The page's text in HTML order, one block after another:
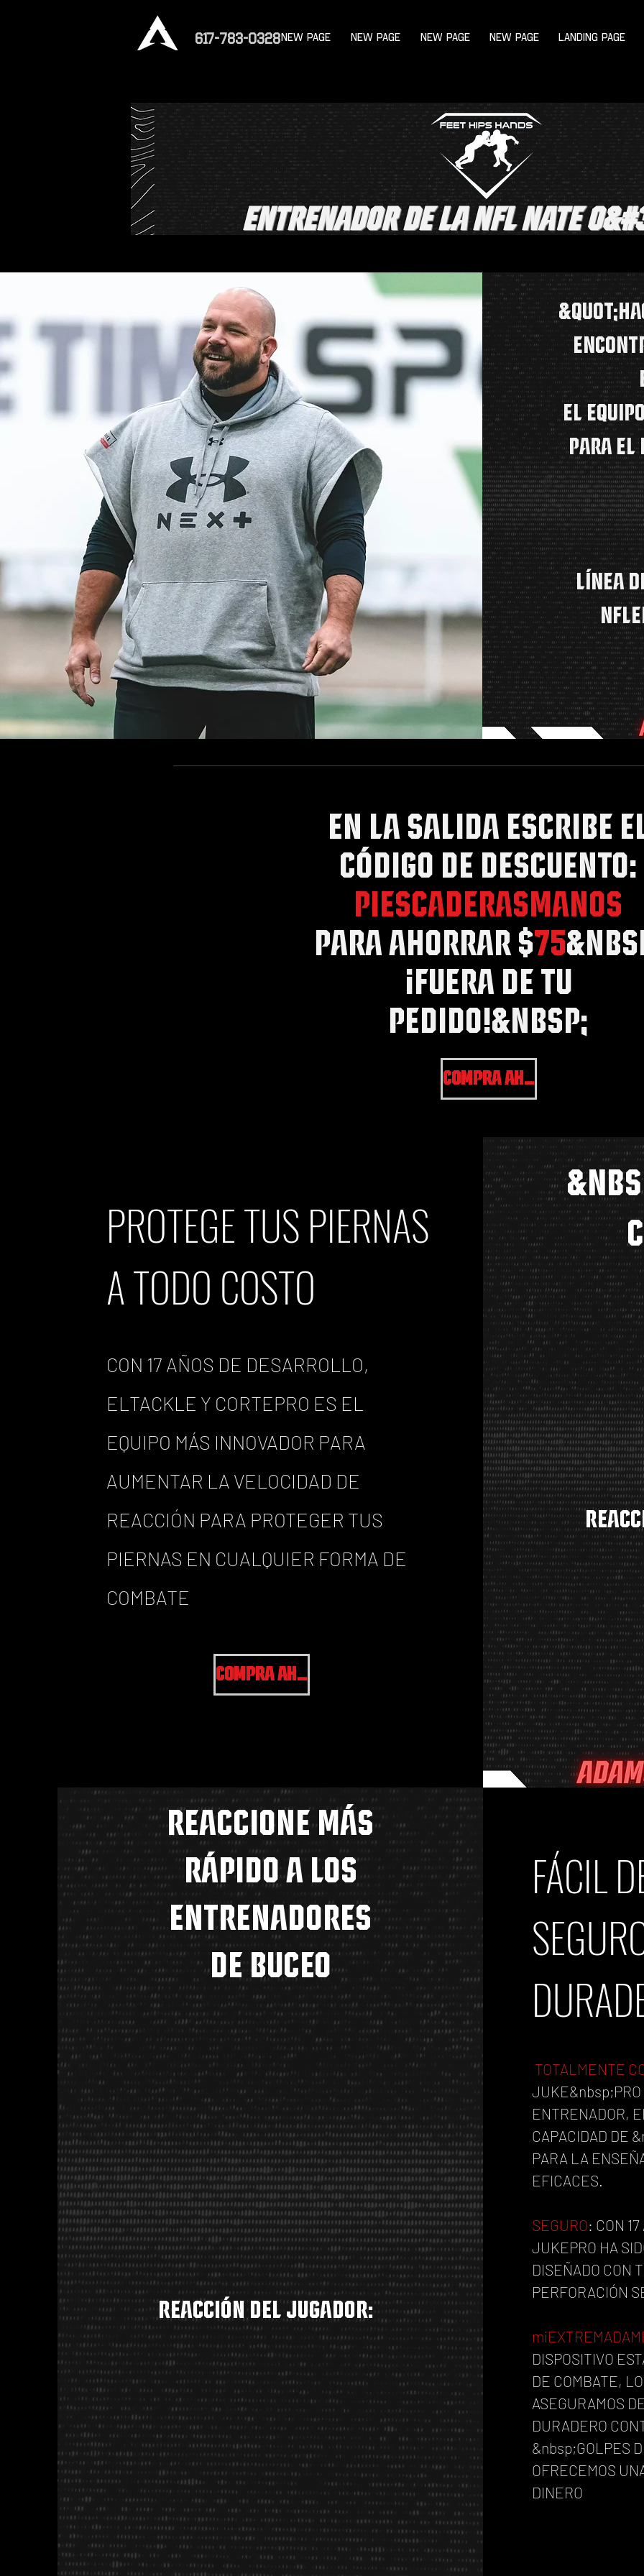
617-783-0328New Page New Page New Page New Page Landing Page
entrenador de la nfl nate
El
para el
LÍNEA
NFL
EN LA SALIDA ESCRIBE
CÓDIGO DE DESCUENTO:
PiesCaderasManos
PARA AHORRAR $75
¡FUERA DE TU
PEDIDO!&nbsp;
COMPRA AHORA
PROTEGE TUS PIERNAS
A TODO COSTO
CON 17 AÑOS DE DESARROLLO,
EL TACKLE Y CORTEPRO ES EL
EQUIPO MÁS INNOVADOR PARA
AUMENTAR LA VELOCIDAD DE
REACCIÓN PARA PROTEGER TUS
PIERNAS EN CUALQUIER FORMA DE
COMBATE
COMPRA AHORA
REACCIONE MÁS
RÁPIDO A LOS
ENTRENADORES
DE BUCEO
reacción del jugador:
FÁCIL
TOTALMENTE
JUKE&nbsp;PRO
ENTRENADOR,
CAPACIDAD DE
PARA LA
EFICACES.
SEGURO: CON
JUKEPRO HA
DISEÑADO CON
PERFORACIÓN
mi
DISPOSITIVO
DE COMBATE,
ASEGURAMOS
DURADERO
&nbsp;GOLPES
OFRECEMOS
DINERO